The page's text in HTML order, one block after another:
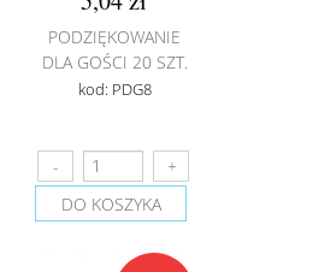
PODZIĘKOWANIE
DLA GOŚCI 20 SZT.
kod: PDG8
DO KOSZYKA